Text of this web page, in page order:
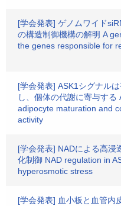
[学会発表] ゲノムワイド
の構造制御機構の解明 A
the genes responsible for
[学会発表] ASK1シグナル
し、個体の代謝に寄与す
adipocyte maturation and
activity
[学会発表] NADによる高浸
化制御 NAD regulation in
hyperosmotic stress
[学会発表] 血小板と血管内